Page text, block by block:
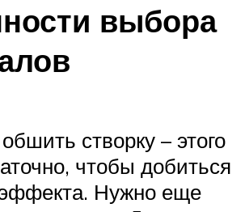
выбора
створку – этого
чтобы добиться
Нужно еще